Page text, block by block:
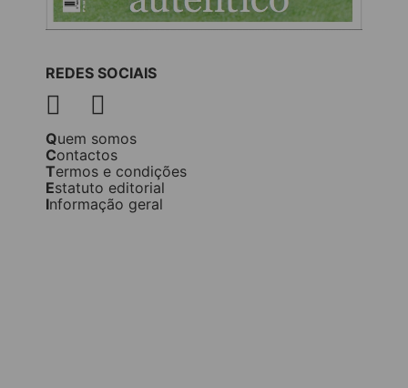
REDES SOCIAIS
Quem somos
Contactos
Termos e condições
Estatuto editorial
Informação geral